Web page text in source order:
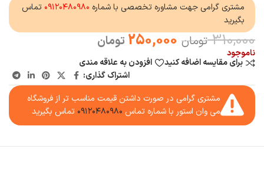
مشتری گرامی جهت مشاوره تخصصی با شماره ۰۹۱۲۰۴۸۰۹۸۰ تماس
بگیرید
310,000 تومان 250,000 تومان
ناموجود
برای مقایسه اضافه کنید
افزودن به علاقه مندی
اشتراک گذاری:
مشتری گرامی در صورت داشتن قیمت مناسب تر از فروشگاه
می وان استور با شماره تماس ۰۹۱۲۰۴۸۰۹۸۰ تماس بگیرید